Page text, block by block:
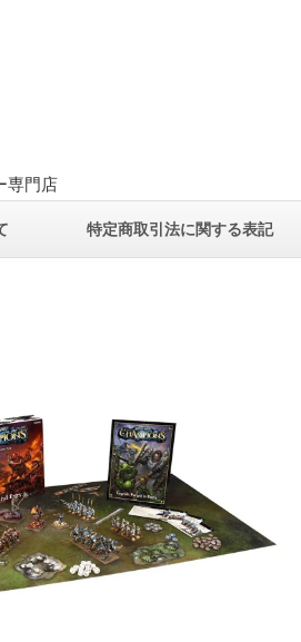
専門店
特定商取引法に関する表記